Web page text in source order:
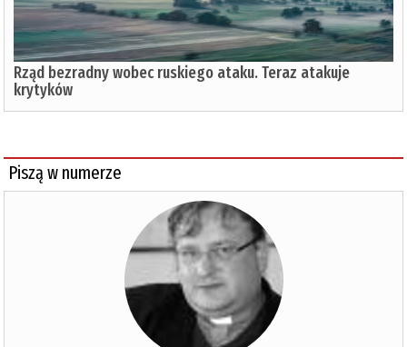
Rząd bezradny wobec ruskiego ataku. Teraz atakuje
krytyków
Piszą w numerze